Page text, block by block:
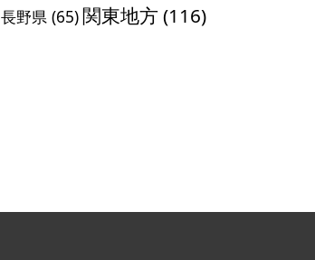
長野県 (65)関東地方(116)